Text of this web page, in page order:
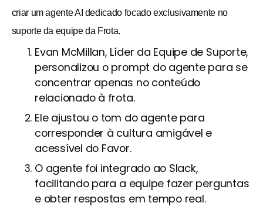
criar um agente AI dedicado focado exclusivamente no
suporte da equipe da Frota.
Evan McMillan, Líder da Equipe de Suporte,
personalizou o prompt do agente para se
concentrar apenas no conteúdo
relacionado à frota.
Ele ajustou o tom do agente para
corresponder à cultura amigável e
acessível do Favor.
O agente foi integrado ao Slack,
facilitando para a equipe fazer perguntas
e obter respostas em tempo real.